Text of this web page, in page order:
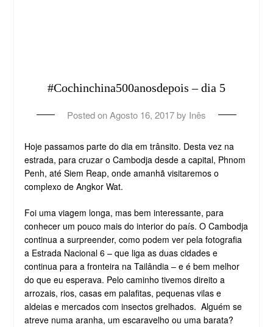
#Cochinchina500anosdepois – dia 5
Posted onAgosto 16, 2017 by Inês
Hoje passamos parte do dia em trânsito. Desta vez na
estrada, para cruzar o Cambodja desde a capital, Phnom
Penh, até Siem Reap, onde amanhã visitaremos o
complexo de Angkor Wat.
Foi uma viagem longa, mas bem interessante, para
conhecer um pouco mais do interior do país. O Cambodja
continua a surpreender, como podem ver pela fotografia
a Estrada Nacional 6 – que liga as duas cidades e
continua para a fronteira na Tailândia – e é bem melhor
do que eu esperava. Pelo caminho tivemos direito a
arrozais, rios, casas em palafitas, pequenas vilas e
aldeias e mercados com insectos grelhados. Alguém se
atreve numa aranha, um escaravelho ou uma barata?